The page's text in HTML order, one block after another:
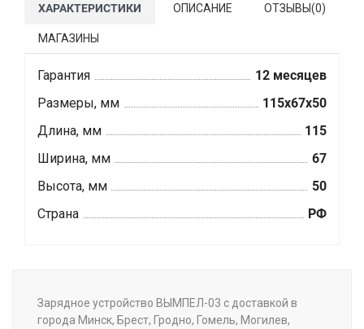
ХАРАКТЕРИСТИКИ ОПИСАНИЕ ОТЗЫВЫ(0)
МАГАЗИНЫ
Гарантия
12 месяцев
Размеры, мм
115x67x50
Длина, мм
115
Ширина, мм
67
Высота, мм
50
Страна
РФ
Зарядное устройство ВЫМПЕЛ-03 с доставкой в
города Минск, Брест, Гродно, Гомель, Могилев,